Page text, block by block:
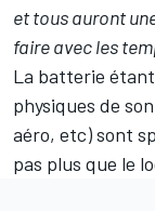
et tous auront
faire avec les
La batterie
physiques de
aéro, etc) sont
pas plus que le